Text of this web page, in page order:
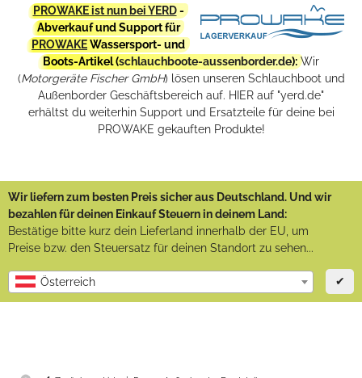
PROWAKE ist nun bei YERD-
Abverkauf und Support für
PROWAKEWassersport- und
Boots-Artikel (schlauchboote-aussenborder.de): Wir
(Motorgeräte Fischer GmbH) lösen unseren Schlauchboot und
Außenborder Geschäftsbereich auf. HIER auf "yerd.de"
erhältst du weiterhin Support und Ersatzteile für deine bei
PROWAKE gekauften Produkte!
Wir liefern zum besten Preis sicher aus Deutschland. Und wir
bezahlen für deinen Einkauf Steuern in deinem Land:
Bestätige bitte kurz dein Lieferland innerhalb der EU, um
Preise bzw. den Steuersatz für deinen Standort zu sehen...
Österreich ✔